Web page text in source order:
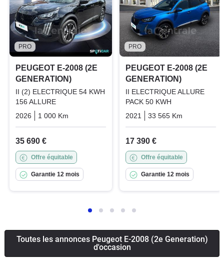
PRO
PEUGEOT E-2008 (2E
GENERATION)
II (2) ELECTRIQUE 54 KWH
156 ALLURE
2026
1 000 Km Electric
35 690 €
Offre équitable
Garantie 12 mois
PRO
PEUGEOT E-2008 (2E
GENERATION)
II ELECTRIQUE ALLURE
PACK 50 KWH
2021
33 565 Km
17 390 €
Offre équitable
Garantie 12 mois
Toutes les annonces Peugeot E-2008 (2e Generation)
d'occasion